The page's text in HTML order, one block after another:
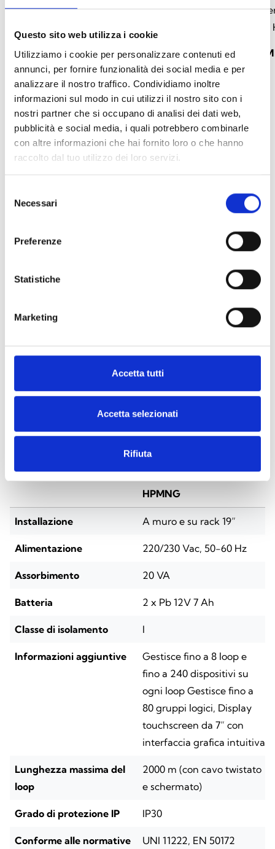
Questo sito web utilizza i cookie
Utilizziamo i cookie per personalizzare contenuti ed
annunci, per fornire funzionalità dei social media e per
analizzare il nostro traffico. Condividiamo inoltre
informazioni sul modo in cui utilizzi il nostro sito con i
nostri partner che si occupano di analisi dei dati web,
pubblicità e social media, i quali potrebbero combinarle
con altre informazioni che hai fornito loro o che hanno
raccolto dal tuo utilizzo dei loro servizi.
delNecessari
Preferenze
Statistiche
Marketing
Accetta tutti
Accetta selezionati
Rifiuta
Modulo 2-LOOP per centrale Harper
APRI COLLEGAMENTO south_east
Modulo Web
Harper Manager
APRI
arrow_back arrow_forward
versioni
Centrale Harper Manager con un
Specifiche tecniche
HPMNG
Installazione A muro e su rack 19”
Alimentazione 220/230 Vac, 50-60 Hz
Assorbimento 20 VA
Batteria 2 x Pb 12V 7 Ah
Classe di isolamento I
Informazioni aggiuntive
Gestisce fino a 8 loop e
fino a 240 dispositivi su
ogni loop Gestisce fino a
80 gruppi logici, Display
touchscreen da 7” con
interfaccia grafica intuitiva
Lunghezza massima del
loop
2000 m (con cavo twistato
e schermato)
Grado di protezione IP IP30
Conforme alle normative UNI 11222, EN 50172